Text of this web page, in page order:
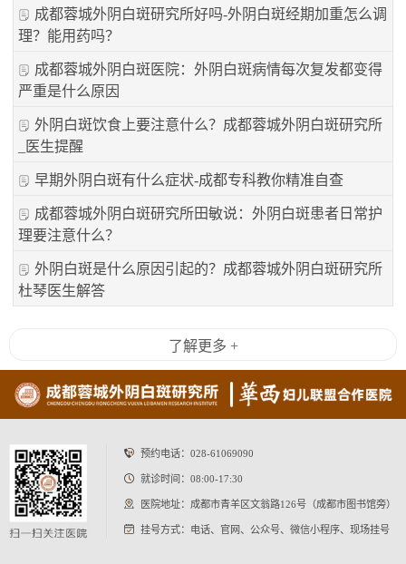
成都蓉城外阴白斑研究所好吗-外阴白斑经期加重怎么调
理？能用药吗？
成都蓉城外阴白斑医院：外阴白斑病情每次复发都变得
严重是什么原因
外阴白斑饮食上要注意什么？成都蓉城外阴白斑研究所
_医生提醒
早期外阴白斑有什么症状-成都专科教你精准自查
成都蓉城外阴白斑研究所田敏说：外阴白斑患者日常护
理要注意什么？
外阴白斑是什么原因引起的？成都蓉城外阴白斑研究所
杜琴医生解答
了解更多 +
预约电话： 028-61069090
就诊时间：08:00-17:30
医院地址：成都市青羊区文翁路126号（成都市图书馆旁）
挂号方式：电话、官网、公众号、微信小程序、现场挂号